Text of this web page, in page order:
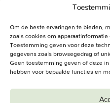
Om de beste ervaringen te bieden,
zoals cookies om apparaatinformatie
Toestemming geven voor deze
gegevens zoals browsegedrag of
Geen toestemming geven of deze
hebben voor bepaalde functies en
Volg ons:
Facebook
Bezoekadres
Haringweg 3A
2975 LB Ottoland